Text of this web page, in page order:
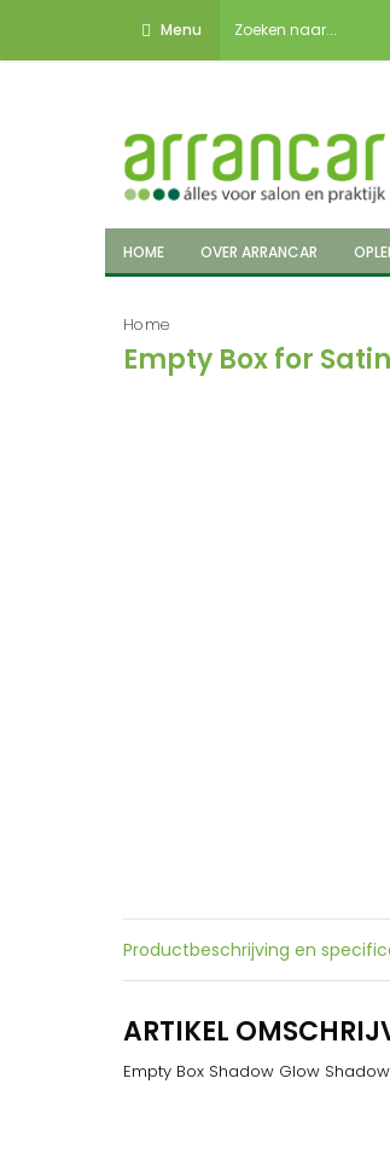
Menu
HOME OVER ARRANCAR
Home
Empty Box for
Productbeschrijving en
ARTIKEL
Empty Box Shadow Glow